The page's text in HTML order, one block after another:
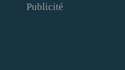
Publicité